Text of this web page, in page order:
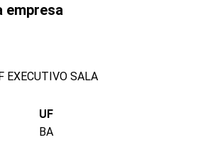
empresa
EXECUTIVO SALA
UF
BA